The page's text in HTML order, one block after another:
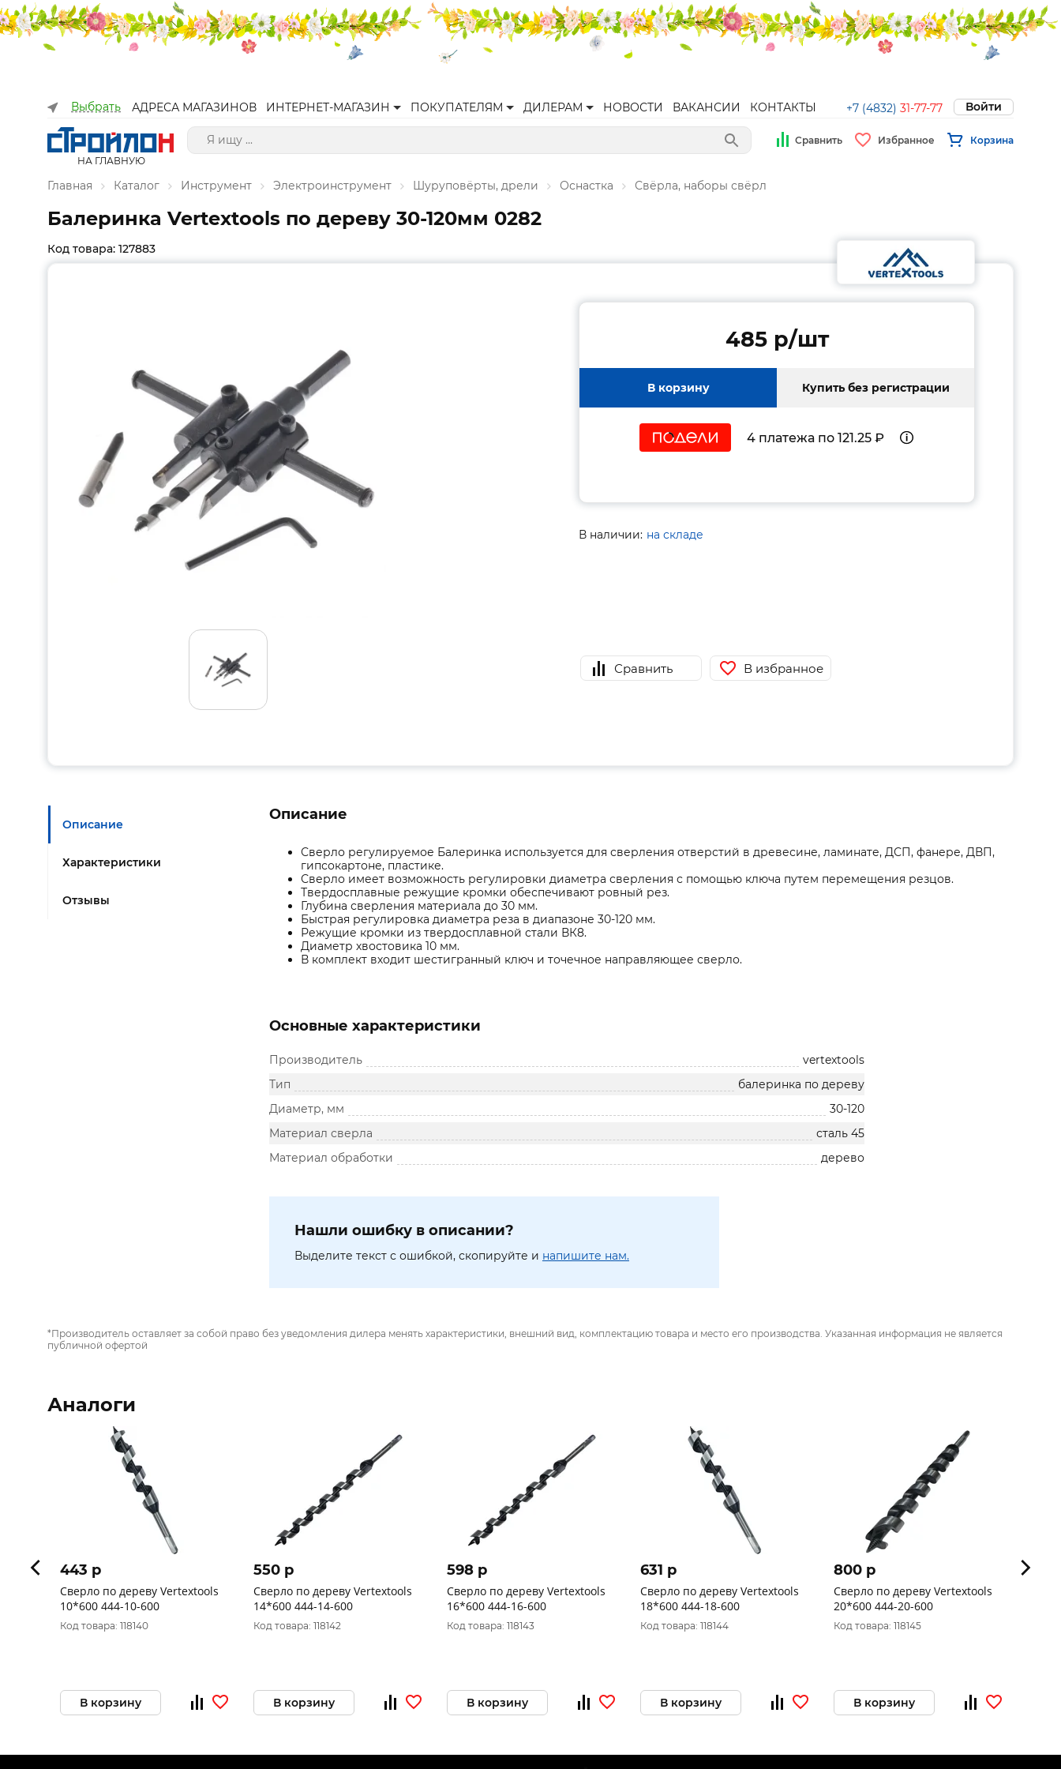
Выбрать АДРЕСА МАГАЗИНОВ ИНТЕРНЕТ-МАГАЗИН ПОКУПАТЕЛЯМ ДИЛЕРАМ НОВОСТИ ВАКАНСИИ КОНТАКТЫ +7 (4832) 31-77-77 Войти
НА ГЛАВНУЮ
Сравнить Избранное Корзина
Главная Каталог Инструмент Электроинструмент Шуруповёрты, дрели Оснастка Свёрла, наборы свёрл
Балеринка Vertextools по дереву 30-120мм 0282
Код товара: 127883
485 p/шт
В корзину Купить без регистрации
4 платежа по 121.25 ₽
В наличии: на складе
Сравнить В избранное
Описание
Характеристики
Отзывы
Описание
Сверло регулируемое Балеринка используется для сверления отверстий в древесине, ламинате, ДСП, фанере, ДВП,
гипсокартоне, пластике.
Сверло имеет возможность регулировки диаметра сверления с помощью ключа путем перемещения резцов.
Твердосплавные режущие кромки обеспечивают ровный рез.
Глубина сверления материала до 30 мм.
Быстрая регулировка диаметра реза в диапазоне 30-120 мм.
Режущие кромки из твердосплавной стали ВК8.
Диаметр хвостовика 10 мм.
В комплект входит шестигранный ключ и точечное направляющее сверло.
Основные характеристики
Производитель
vertextools
Тип
балеринка по дереву
Диаметр, мм
30-120
Материал сверла
сталь 45
Материал обработки
дерево
Нашли ошибку в описании?
Выделите текст с ошибкой, скопируйте и напишите нам.
*Производитель оставляет за собой право без уведомления дилера менять характеристики, внешний вид, комплектацию товара и место его производства. Указанная информация не является
публичной офертой
Аналоги
443 p
Сверло по дереву Vertextools
10*600 444-10-600
Код товара: 118140
В корзину
550 p
Сверло по дереву Vertextools
14*600 444-14-600
Код товара: 118142
В корзину
598 p
Сверло по дереву Vertextools
16*600 444-16-600
Код товара: 118143
В корзину
631 p
Сверло по дереву Vertextools
18*600 444-18-600
Код товара: 118144
В корзину
800 p
Сверло по дереву Vertextools
20*600 444-20-600
Код товара: 118145
В корзину
954